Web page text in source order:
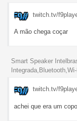
twitch.tv/
A mão chega coçar
Smart Speaker
twitch.tv/
achei que era um